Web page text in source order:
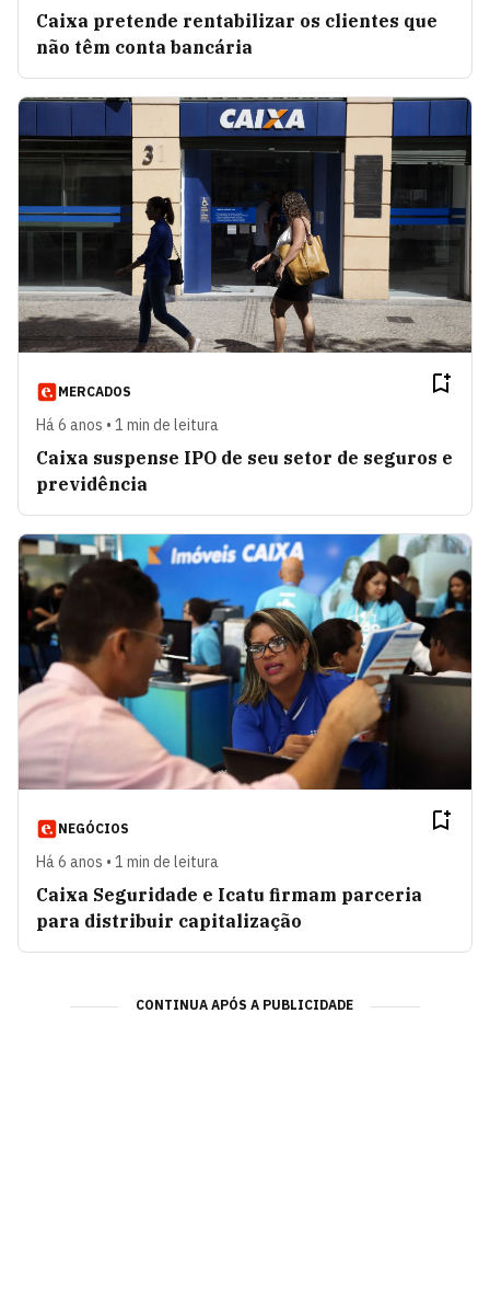
Caixa pretende rentabilizar os clientes que
não têm conta bancária
MERCADOS
Há 6 anos • 1 min de leitura
Caixa suspense IPO de seu setor de seguros e
previdência
NEGÓCIOS
Há 6 anos • 1 min de leitura
Caixa Seguridade e Icatu firmam parceria
para distribuir capitalização
CONTINUA APÓS A PUBLICIDADE